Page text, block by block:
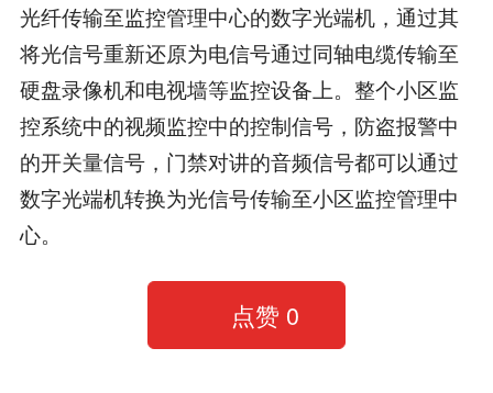
光纤传输至监控管理中心的数字光端机，通过其
将光信号重新还原为电信号通过同轴电缆传输至
硬盘录像机和电视墙等监控设备上。整个小区监
控系统中的视频监控中的控制信号，防盗报警中
的开关量信号，门禁对讲的音频信号都可以通过
数字光端机转换为光信号传输至小区监控管理中
心。
点赞 0